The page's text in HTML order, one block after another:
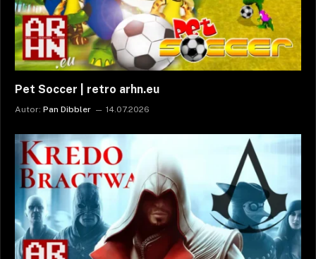
Pet Soccer | retro arhn.eu
Autor: Pan Dibbler 14.07.2026